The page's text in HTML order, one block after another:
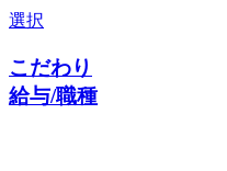
選択
こだわり
給与/職種